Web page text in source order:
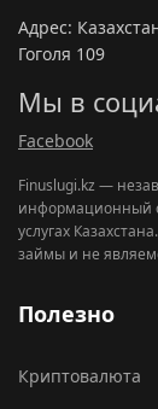
Адрес:
Гоголя 109
Мы в
Facebook
Finuslugi.kz —
информационный
услугах
займы и не
Полезно
Криптовалюта